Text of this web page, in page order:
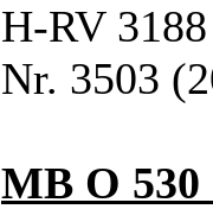
H-RV
Nr. 3503
MB O